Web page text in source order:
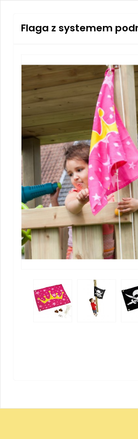
Flaga z systemem